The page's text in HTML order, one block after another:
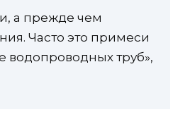
а прежде чем
Часто это примеси
водопроводных труб»,